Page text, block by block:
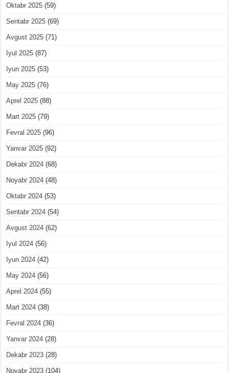
Oktabr 2025 (59)
Sentabr 2025 (69)
Avgust 2025 (71)
Iyul 2025 (87)
Iyun 2025 (53)
May 2025 (76)
Aprel 2025 (88)
Mart 2025 (79)
Fevral 2025 (96)
Yanvar 2025 (92)
Dekabr 2024 (68)
Noyabr 2024 (48)
Oktabr 2024 (53)
Sentabr 2024 (54)
Avgust 2024 (62)
Iyul 2024 (56)
Iyun 2024 (42)
May 2024 (56)
Aprel 2024 (55)
Mart 2024 (38)
Fevral 2024 (36)
Yanvar 2024 (28)
Dekabr 2023 (28)
Noyabr 2023 (104)